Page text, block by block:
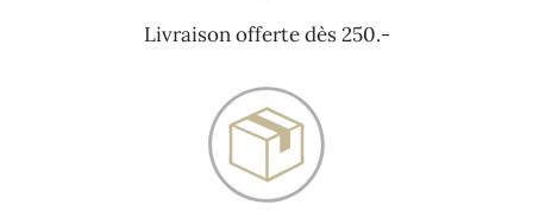
Livraison offerte dès 250.-